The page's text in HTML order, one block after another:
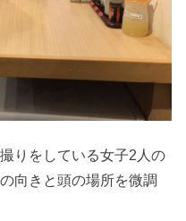
りをしている女子2人の
向きと頭の場所を微調